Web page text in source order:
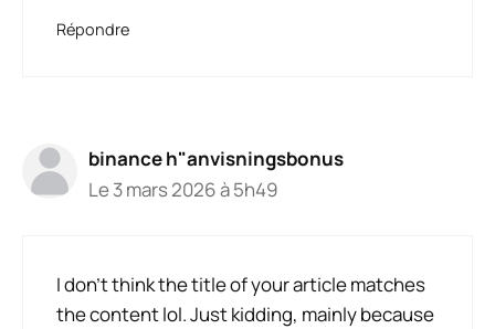
Répondre
binance h"anvisningsbonus
Le 3 mars 2026 à 5h49
I don’t think the title of your article matches
the content lol. Just kidding, mainly because